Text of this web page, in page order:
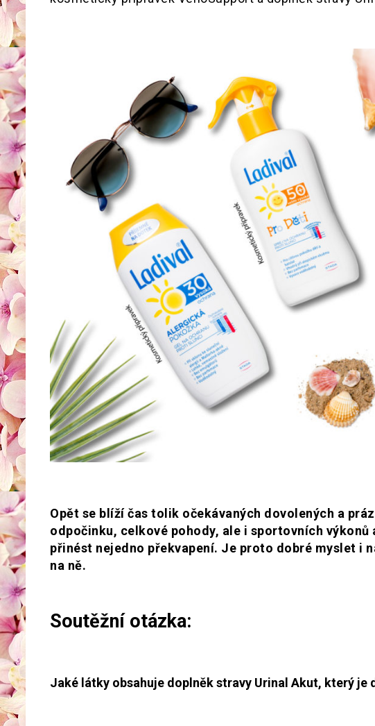
Opět se blíží čas tolik očekávaných dovolených a
odpočinku, celkové pohody, ale i sportovních
přinést nejedno překvapení. Je proto dobré myslet i
na ně.
Soutěžní otázka:
Jaké látky obsahuje doplněk stravy Urinal Akut, který je